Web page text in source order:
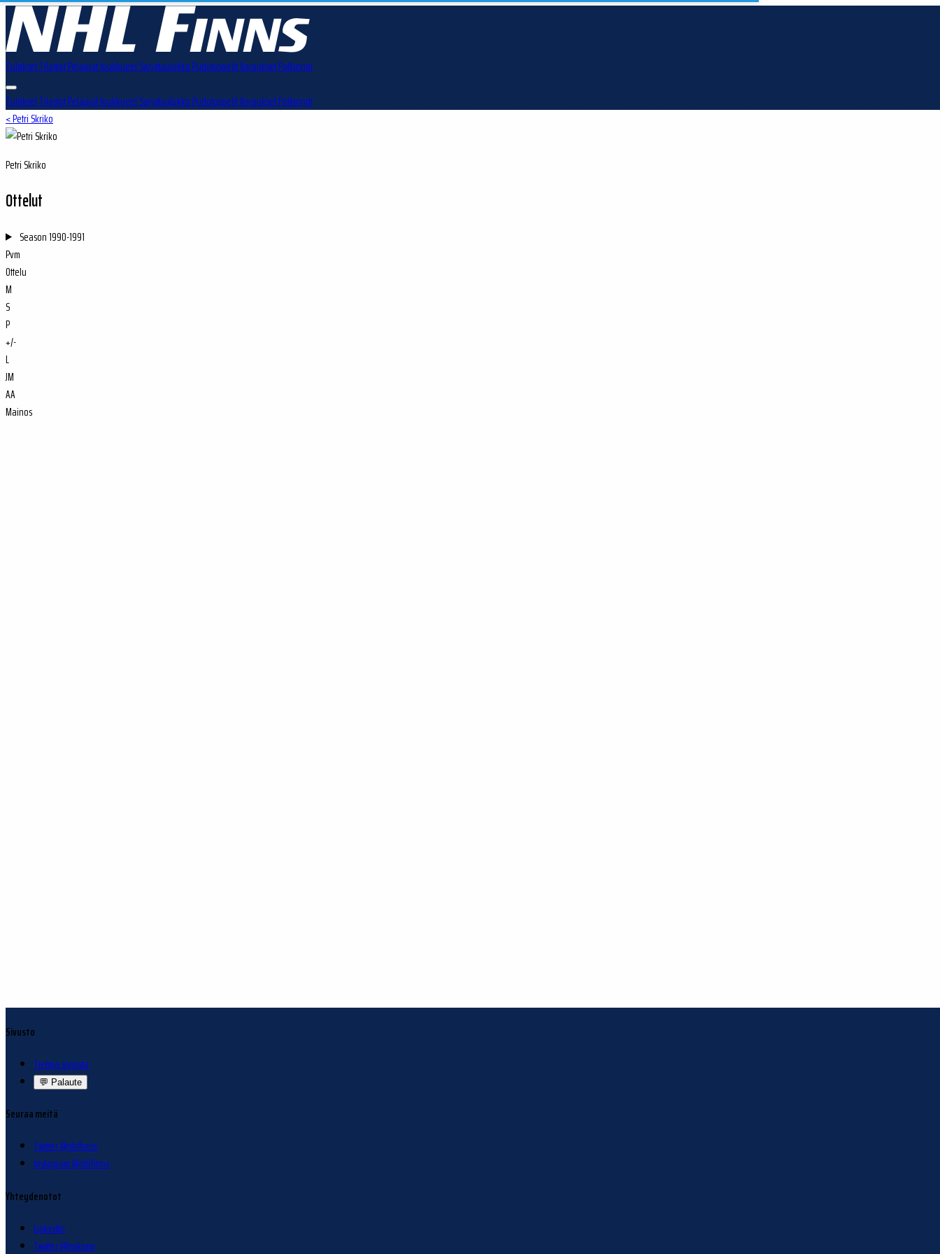
TuloksetTilastotPelaajatJoukkueetSarjataulukkoPudotuspelitVarauksetPalkinnot
TuloksetTilastotPelaajatJoukkueetSarjataulukkoPudotuspelitVarauksetPalkinnot
< Petri Skriko
Petri Skriko
Ottelut
Season1990-1991
Pvm
Ottelu
M
S
P
+/-
L
JM
AA
Mainos
Sivusto
Tietoja sivuista
💬 Palaute
Seuraa meitä
Twitter @nhlfinns
Instagram @nhlfinns
Yhteydenotot
LinkedIn
Twitter @hokram